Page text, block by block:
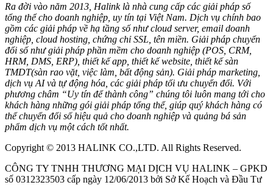
Ra đời vào năm 2013, Halink là nhà cung cấp các giải pháp số
tổng thể cho doanh nghiệp, uy tín tại Việt Nam. Dịch vụ chính bao
gồm các giải pháp về hạ tầng số như cloud server, email doanh
nghiệp, cloud hosting, chứng chỉ SSL, tên miền. Giải pháp chuyển
đổi số như giải pháp phần mềm cho doanh nghiệp (POS, CRM,
HRM, DMS, ERP), thiết kế app, thiết kế website, thiết kế sàn
TMDT(sàn rao vặt, việc làm, bất động sản). Giải pháp marketing,
dịch vụ AI và tự động hóa, các giải pháp tối ưu chuyển đổi. Với
phương châm “Uy tín để thành công” chúng tôi luôn mang tới cho
khách hàng những gói giải pháp tổng thể, giúp quý khách hàng có
thể chuyển đổi số hiệu quả cho doanh nghiệp và quảng bá sản
phẩm dịch vụ một cách tốt nhất.
Copyright © 2013 HALINK CO.,LTD. All Rights Reserved.
CÔNG TY TNHH THƯƠNG MẠI DỊCH VỤ HALINK – GPKD
số 0312323503 cấp ngày 12/06/2013 bởi Sở Kế Hoạch và Đầu Tư